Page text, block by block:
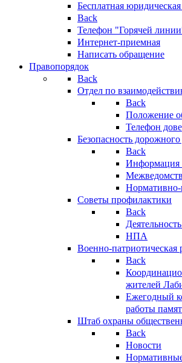
Бесплатная
Back
Телефон "Горячей
Интернет-приемная
Написать обращение
Правопорядок
Back
Отдел по
Back
Положение
Телефон
Безопасность
Back
Информация
Советы профилактики
Back
НПА
Военно-патриотическая
Back
жителей
Ежегодный
работы
Штаб охраны
Back
Новости